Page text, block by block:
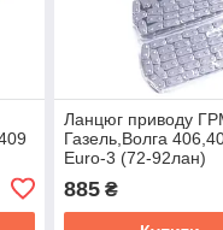
Ланцюг приводу
Газель,Волга
Euro-3 (72-92лан)
9V2-1040
885₴